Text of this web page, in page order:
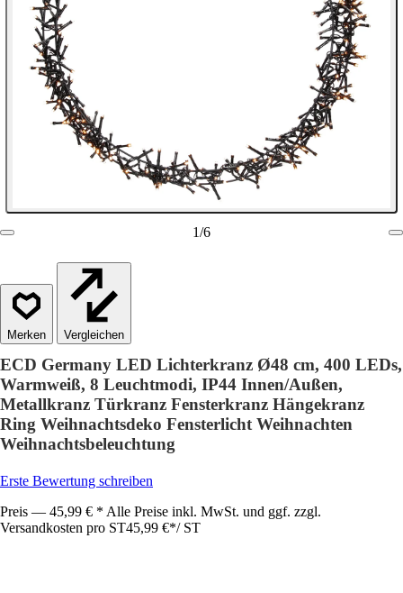
1/6
Vergleichen
ECD Germany LED Lichterkranz Ø48 cm, 400 LEDs,
Warmweiß, 8 Leuchtmodi, IP44 Innen/Außen,
Metallkranz Türkranz Fensterkranz Hängekranz
Ring Weihnachtsdeko Fensterlicht Weihnachten
Weihnachtsbeleuchtung
Erste Bewertung schreiben
Preis — 45,99 € * Alle Preise inkl. MwSt. und ggf. zzgl.
Versandkosten pro ST45,99 €*/ ST